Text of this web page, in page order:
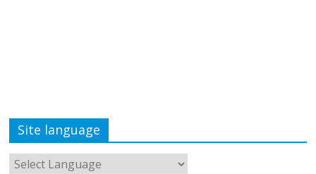
Site language